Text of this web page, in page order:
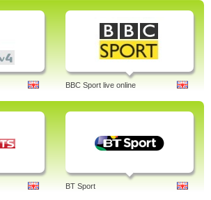
BBC Sport live online
BT Sport